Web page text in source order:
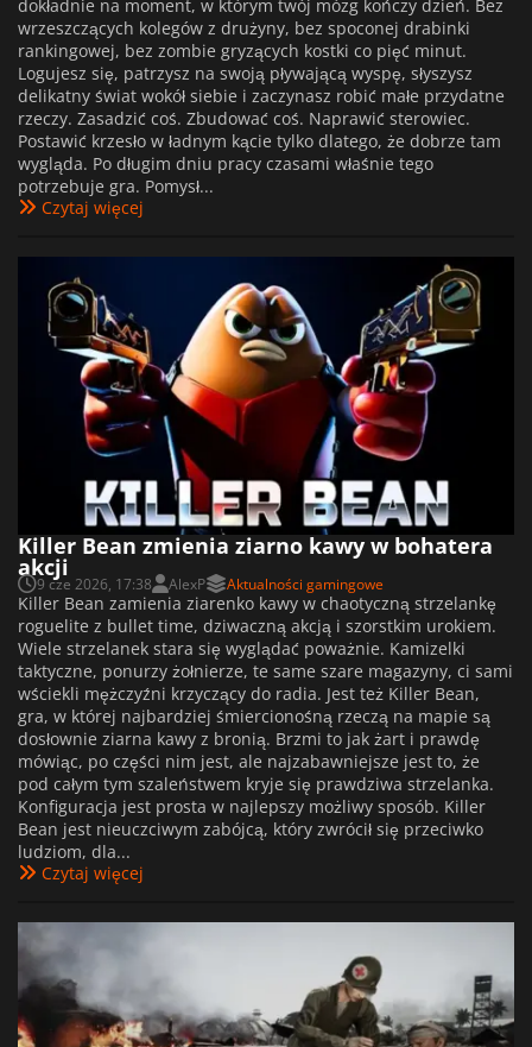
dokładnie na moment, w którym twój mózg kończy dzień. Bez
wrzeszczących kolegów z drużyny, bez spoconej drabinki
rankingowej, bez zombie gryzących kostki co pięć minut.
Logujesz się, patrzysz na swoją pływającą wyspę, słyszysz
delikatny świat wokół siebie i zaczynasz robić małe przydatne
rzeczy. Zasadzić coś. Zbudować coś. Naprawić sterowiec.
Postawić krzesło w ładnym kącie tylko dlatego, że dobrze tam
wygląda. Po długim dniu pracy czasami właśnie tego
potrzebuje gra. Pomysł...
Czytaj więcej
Killer Bean zmienia ziarno kawy w bohatera
akcji
9 cze 2026, 17:38 AlexP Aktualności gamingowe
Killer Bean zamienia ziarenko kawy w chaotyczną strzelankę
roguelite z bullet time, dziwaczną akcją i szorstkim urokiem.
Wiele strzelanek stara się wyglądać poważnie. Kamizelki
taktyczne, ponurzy żołnierze, te same szare magazyny, ci sami
wściekli mężczyźni krzyczący do radia. Jest też Killer Bean,
gra, w której najbardziej śmiercionośną rzeczą na mapie są
dosłownie ziarna kawy z bronią. Brzmi to jak żart i prawdę
mówiąc, po części nim jest, ale najzabawniejsze jest to, że
pod całym tym szaleństwem kryje się prawdziwa strzelanka.
Konfiguracja jest prosta w najlepszy możliwy sposób. Killer
Bean jest nieuczciwym zabójcą, który zwrócił się przeciwko
ludziom, dla...
Czytaj więcej